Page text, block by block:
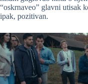
“oskrnaveo” glavni utisak
ipak, pozitivan.